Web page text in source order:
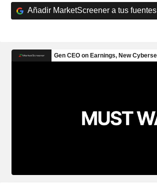
Añadir MarketScreener a tus fuentes